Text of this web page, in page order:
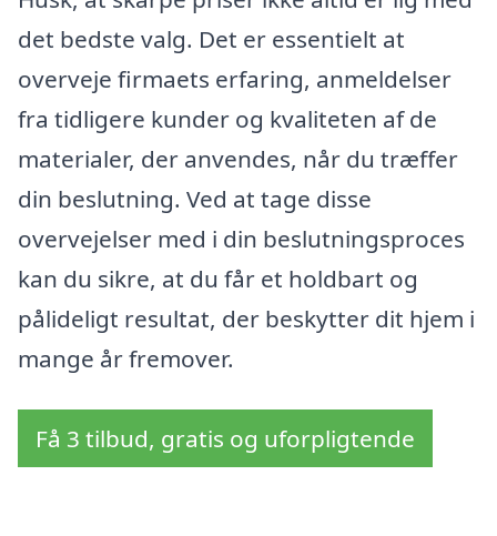
det bedste valg. Det er essentielt at
overveje firmaets erfaring, anmeldelser
fra tidligere kunder og kvaliteten af de
materialer, der anvendes, når du træffer
din beslutning. Ved at tage disse
overvejelser med i din beslutningsproces
kan du sikre, at du får et holdbart og
pålideligt resultat, der beskytter dit hjem i
mange år fremover.
Få 3 tilbud, gratis og uforpligtende